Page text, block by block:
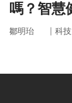
嗎？智慧
來
鄒明珆 ｜ 科